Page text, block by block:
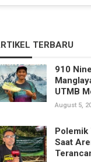
TERBARU
910
UTMB
August 5,
Polemik
Saat